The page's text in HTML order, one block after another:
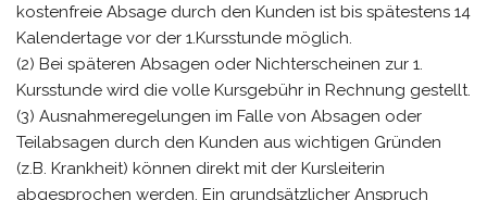
kostenfreie Absage durch den Kunden ist bis spätestens 14
Kalendertage vor der 1.Kursstunde möglich.
(2) Bei späteren Absagen oder Nichterscheinen zur 1.
Kursstunde wird die volle Kursgebühr in Rechnung gestellt.
(3) Ausnahmeregelungen im Falle von Absagen oder
Teilabsagen durch den Kunden aus wichtigen Gründen
(z.B. Krankheit) können direkt mit der Kursleiterin
abgesprochen werden. Ein grundsätzlicher Anspruch